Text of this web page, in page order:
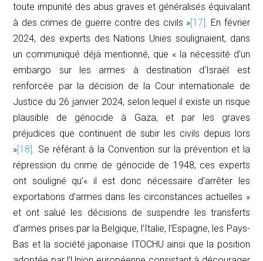
toute impunité des abus graves et généralisés équivalant
à des crimes de guerre contre des civils »[17]. En février
2024, des experts des Nations Unies soulignaient, dans
un communiqué déjà mentionné, que « la nécessité d'un
embargo sur les armes à destination d'Israël est
renforcée par la décision de la Cour internationale de
Justice du 26 janvier 2024, selon lequel il existe un risque
plausible de génocide à Gaza, et par les graves
préjudices que continuent de subir les civils depuis lors
»[18]. Se référant à la Convention sur la prévention et la
répression du crime de génocide de 1948, ces experts
ont souligné qu’« il est donc nécessaire d’arrêter les
exportations d’armes dans les circonstances actuelles »
et ont salué les décisions de suspendre les transferts
d’armes prises par la Belgique, l’Italie, l’Espagne, les Pays-
Bas et la société japonaise ITOCHU ainsi que la position